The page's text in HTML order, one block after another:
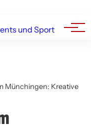
Münchingen: Kreative